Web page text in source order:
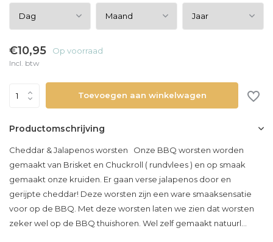
€10,95 Op voorraad
Incl. btw
Toevoegen aan winkelwagen
Productomschrijving
Cheddar & Jalapenos worsten Onze BBQ worsten worden
gemaakt van Brisket en Chuckroll ( rundvlees ) en op smaak
gemaakt onze kruiden. Er gaan verse jalapenos door en
gerijpte cheddar! Deze worsten zijn een ware smaaksensatie
voor op de BBQ. Met deze worsten laten we zien dat worsten
zeker wel op de BBQ thuishoren. Wel zelf gemaakt natuurl...